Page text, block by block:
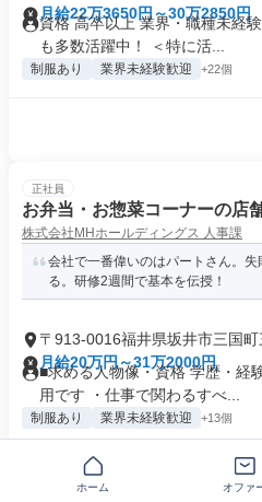
月給22万3650円～30万2850円
資格 高卒以上 業界・職種未経
も多数活躍中！ ＜特に活...
制服あり 業界未経験歓迎 +22個
正社員
お弁当・お惣菜コーナーの店
株式会社MHホールディングス 人事課
会社で一番偉いのはパートさん。
る。研修2週間で基本を伝授！
〒913-0016福井県坂井市三国町
月給20万円～31万2000円
■求める人物像・資格 学歴・経
用です ・仕事で関わるすべ...
制服あり 業界未経験歓迎 +13個
ホーム オファ